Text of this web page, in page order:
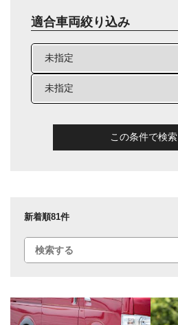
適合車両絞り込み
この条件で検索
新着順81件